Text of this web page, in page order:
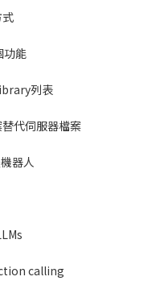
功能
列表
代伺服器檔案
器人
calling